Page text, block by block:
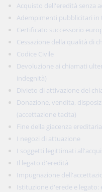
Acquisto dell'eredità senza
Adempimenti pubblicitari in
Certificato successorio
Cessazione della qualità di
Codice Civile
Devoluzione ai chiamati
indegnità)
Divieto di attivazione del
Donazione, vendita,
(accettazione tacita)
Fine della giacenza ereditaria
I negozi di attuazione
I soggetti legittimati
Il legato d'eredità
Impugnazione
Istituzione d'erede e